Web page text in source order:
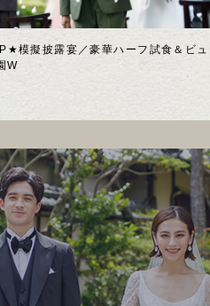
模擬披露宴／豪華ハーフ試食＆ビュ
W